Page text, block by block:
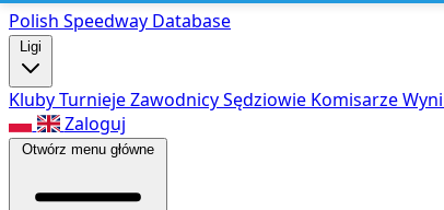
Polish Speedway Database
Ligi
KlubyTurniejeZawodnicySędziowie Komisarze
Zaloguj
Otwórz menu główne